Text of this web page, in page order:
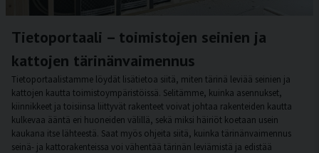
Tietoportaali – toimistojen seinien ja
kattojen tärinänvaimennus
Tietoportaalistamme löydät lisätietoa siitä, miten tärinä leviää seinien ja
kattojen kautta toimistoympäristöissä. Selitämme, kuinka asennukset,
kiinnikkeet ja toisiinsa liittyvät rakenteet voivat johtaa rakenteiden kautta
kulkevaa ääntä eri huoneiden välillä, sekä miksi häiriöt koetaan usein
kaukana itse lähteestä. Saat myös ohjeita siitä, kuinka tärinänvaimennus
seinä- ja kattorakenteissa voi vähentää tärinän leviämistä ja edistää